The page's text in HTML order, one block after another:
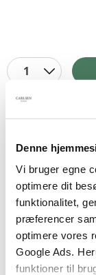
Denne
Vi bruger egne
optimere dit
funktionalitet,
præferencer
optimere vores
Google Ads.
funktioner til
1
En meget
Peddersen og
Ræven har
det om at
ræven, næste